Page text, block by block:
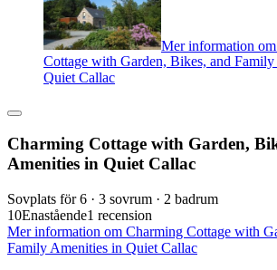
Mer information
Cottage with Garden, Bikes, and
Quiet Callac
Charming Cottage with Garden,
Amenities in Quiet Callac
Sovplats för 6 · 3 sovrum · 2 badrum
10Enastående1 recension
Mer information om Charming Cottage with
Family Amenities in Quiet Callac